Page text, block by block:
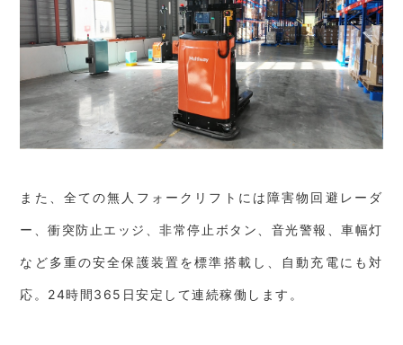
また、全ての無人フォークリフトには障害物回避レーダ
ー、衝突防止エッジ、非常停止ボタン、音光警報、車幅灯
など多重の安全保護装置を標準搭載し、自動充電にも対
応。24時間365日安定して連続稼働します。